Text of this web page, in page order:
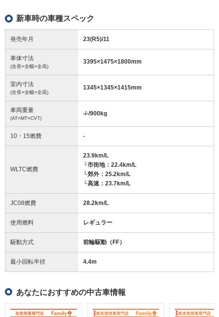
新車時の車種スペック
発売年月 23(R5)/11
車体寸法
(全長×全幅×全高)
3395×1475×1800mm
室内寸法
(全長×全幅×全高)
1345×1345×1415mm
車両重量
(AT×MT×CVT)
-/-/900kg
10・15燃費 -
WLTC燃費
23.9km/L
└市街地：22.4km/L
└郊外：25.2km/L
└高速：23.7km/L
JC08燃費 28.2km/L
使用燃料 レギュラー
駆動方式 前輪駆動（FF）
最小回転半径 4.4m
あなたにおすすめの中古車情報